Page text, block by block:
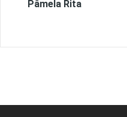
Pâmela Rita